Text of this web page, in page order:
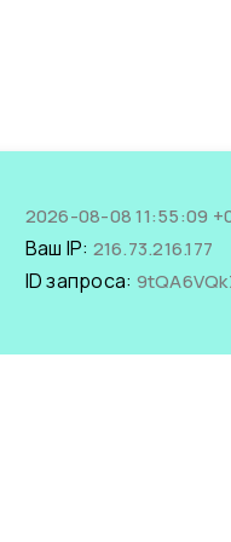
2026-08-08 11:55:09
Ваш IP: 216.73.216.177
ID запроса: